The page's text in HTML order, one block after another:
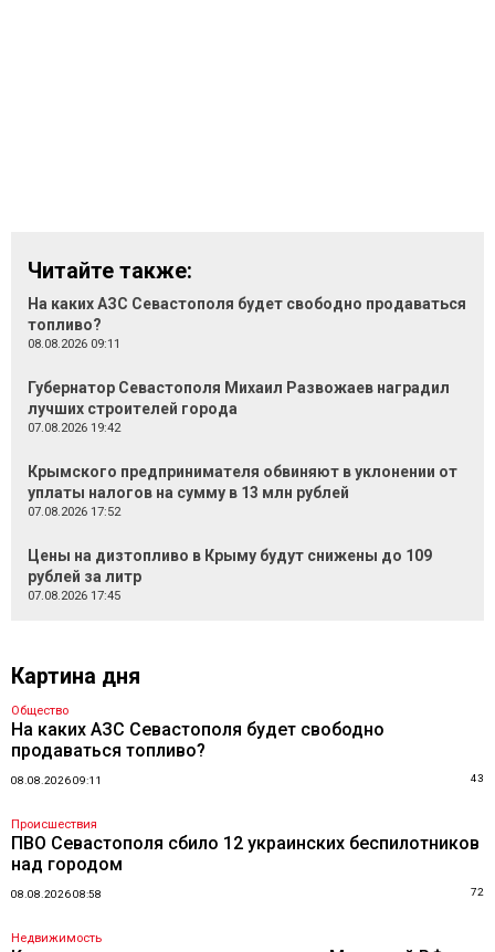
Читайте также:
На каких АЗС Севастополя будет свободно продаваться
топливо?
08.08.2026 09:11
Губернатор Севастополя Михаил Развожаев наградил
лучших строителей города
07.08.2026 19:42
Крымского предпринимателя обвиняют в уклонении от
уплаты налогов на сумму в 13 млн рублей
07.08.2026 17:52
Цены на дизтопливо в Крыму будут снижены до 109
рублей за литр
07.08.2026 17:45
Картина дня
Общество
На каких АЗС Севастополя будет свободно
продаваться топливо?
08.08.2026 09:11 43
Происшествия
ПВО Севастополя сбило 12 украинских беспилотников
над городом
08.08.2026 08:58 72
Недвижимость